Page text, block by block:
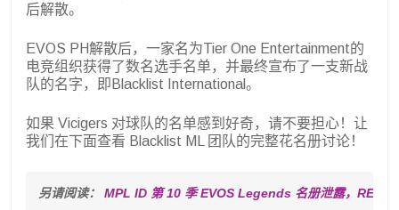
后解散。
EVOS PH解散后，一家名为Tier One Entertainment的
电竞组织获得了数名选手名单，并最终宣布了一支新战
队的名字，即Blacklist International。
如果 Vicigers 对球队的名单感到好奇，请不要担心！让
我们在下面查看 Blacklist ML 团队的完整花名册讨论！
另请阅读： MPL ID 第 10 季 EVOS Legends 名册泄露，REKT